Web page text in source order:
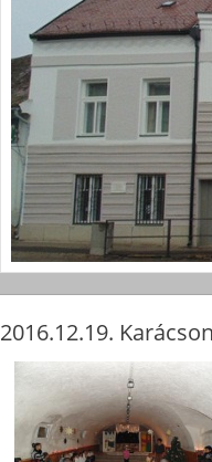
2016.12.19.